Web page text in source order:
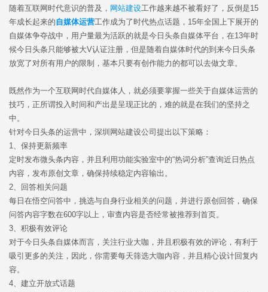
随着互联网时代意识的普及， 网站建设工作越来越不被看好了，反倒是15
年成长起来的自媒体运营工作成为了时代热点话题，15年全国上下展开的
自媒体争夺战中，用户量最为活跃的就是今日头条自媒体平台，在13年时
候今日头条只能够被大V认证注册，但是随着自媒体时代的到来今日头条
放宽了对所有用户的限制，基本只要有创作能力的都可以去做文章。
既然作为一个互联网时代自媒体人，就必须要掌握一些关于自媒体运营的
技巧，正所谓投入时间和产出是呈现正比的，难的就是在我们的坚持之
中。
针对今日头条的运营中，深圳网站建设公司提出以下策略：
1、保持更新频率
定时发布微头条内容，并且利用功能实验室中的“热词分析”查询近日热点
内容，发布原创文章，确保持续稳定内容输出。
2、回答相关问题
每日在悟空问答中，挑选与自身行业相关的问题，并进行原创回答，确保
问答内容字数在600字以上，审查内容是否经常被推荐到首页。
3、积极有效评论
对于今日头条自媒体而言，关注行业大咖，并且积极有效的评论，有利于
吸引更多的关注，因此，你需要每天筛选大咖内容，并且精心设计回复内
容。
4、建立开放式话题